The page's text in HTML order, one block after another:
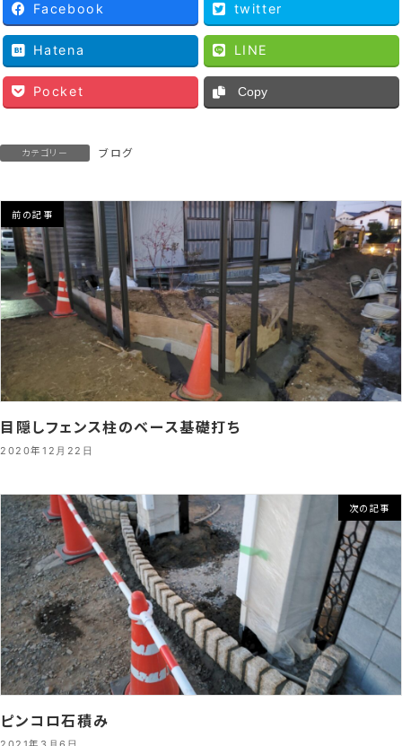
Facebook twitter
Hatena LINE
Pocket Copy
カテゴリー ブログ
前の記事
目隠しフェンス柱のベース基礎打ち
2020年12月22日
次の記事
ピンコロ石積み